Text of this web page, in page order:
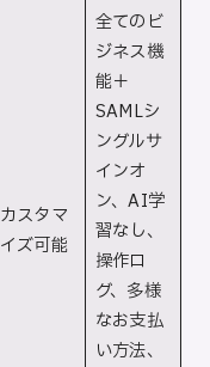
カスタマ
イズ可能
全てのビ
ジネス機
能＋
SAMLシ
ングルサ
インオ
ン、AI学
習なし、
操作ロ
グ、多様
なお支払
い方法、